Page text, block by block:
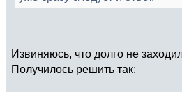
Извиняюсь, что долго не
Получилось решить так: